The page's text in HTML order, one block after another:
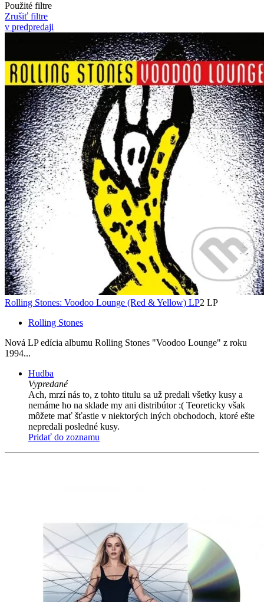
Použité filtre
Zrušiť filtre
v predpredaji
Rolling Stones: Voodoo Lounge (Red & Yellow) LP2 LP
Rolling Stones
Nová LP edícia albumu Rolling Stones "Voodoo Lounge" z roku
1994...
Hudba
Vypredané
Ach, mrzí nás to, z tohto titulu sa už predali všetky kusy a
nemáme ho na sklade my ani distribútor :( Teoreticky však
môžete mať šťastie v niektorých iných obchodoch, ktoré ešte
nepredali posledné kusy.
Pridať do zoznamu